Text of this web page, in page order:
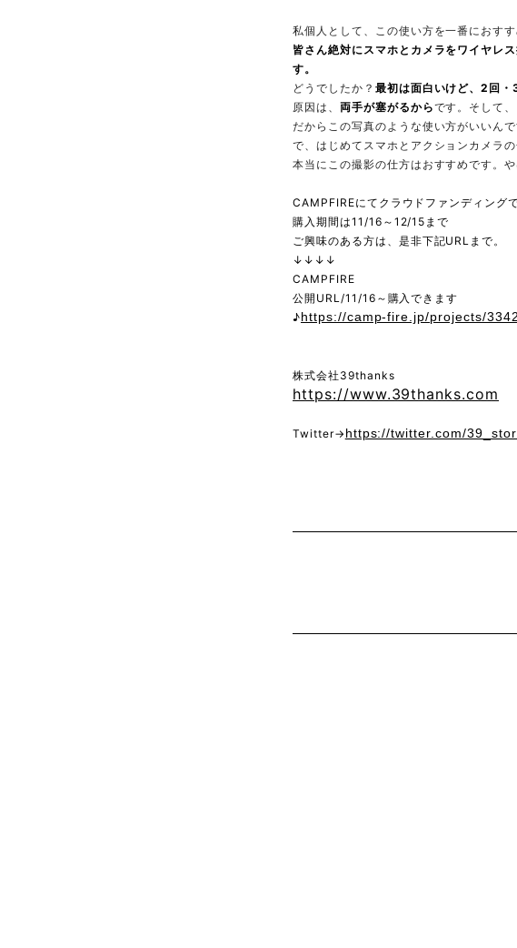
私個人として、この使い方を一番におす
皆さん絶対にスマホとカメラをワイヤレ
す。
どうでしたか？ 最初は面白いけど、2回・
原因は、 両手が塞がるからです。そして、
だからこの写真のような使い方がいいんで
で、はじめてスマホとアクションカメラ
本当にこの撮影の仕方はおすすめです。や
CAMPFIREにてクラウドファンディング
購入期間は11/16～12/15まで
ご興味のある方は、是非下記URLまで。
↓↓↓↓
CAMPFIRE
公開URL/11/16～購入できます
♪https://camp-fire.jp/projects/
株式会社39thanks
https://www.39thanks.com
Twitter→ https://twitter.com/